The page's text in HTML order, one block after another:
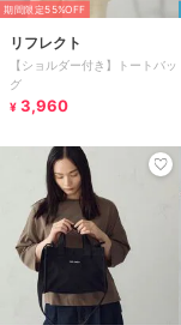
期間限定55%OFF
リフレクト
【ショルダー付き】トートバッ
グ
¥ 3,960